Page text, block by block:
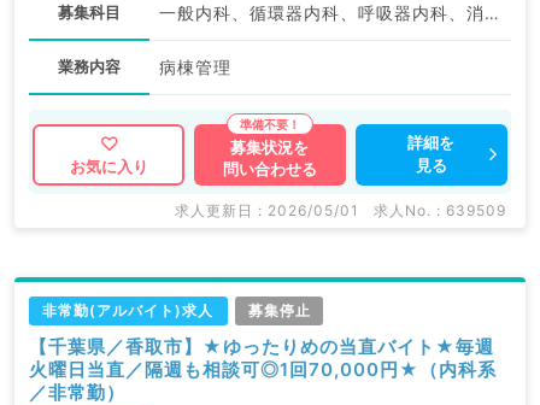
募集科目 一般内科、循環器内科、呼吸器内科、消化器内科、内分泌・代謝内科
業務内容 病棟管理
お気に入り
募集状況を
問い合わせる
詳細を
見る
求人更新日 : 2026/05/01 求人No. : 639509
非常勤(アルバイト)求人 募集停止
【千葉県／香取市】★ゆったりめの当直バイト★毎週
火曜日当直／隔週も相談可◎1回70,000円★（内科系
／非常勤）